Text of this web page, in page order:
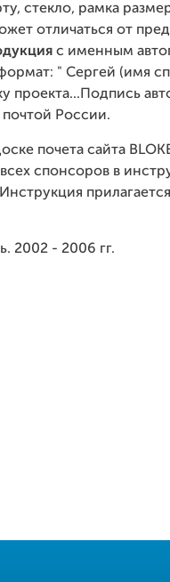
стекло, рамка
отличаться от
с именным
" Сергей (имя
проекта...Подпись
почтой России.
почета сайта
спонсоров в
Инструкция
2002 - 2006 гг.